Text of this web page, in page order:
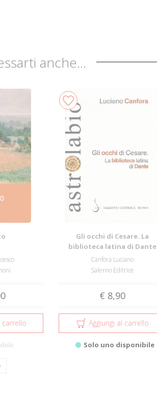
anche...
carrello
Gli occhi di Cesare. La
biblioteca latina di Dante
Canfora Luciano
Salerno Editrice
€ 8,90
Aggiungi al carrello
Solo uno disponibile